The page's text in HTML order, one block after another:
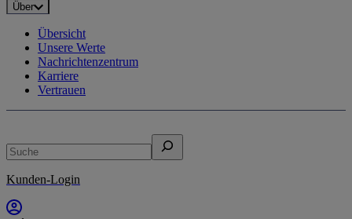
Über
Übersicht
Unsere Werte
Nachrichtenzentrum
Karriere
Vertrauen
Kunden-Login